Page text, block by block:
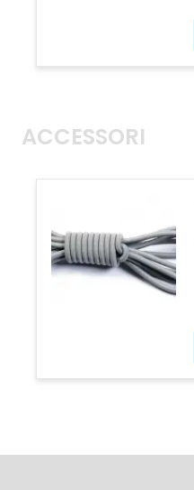
ACCESSORI